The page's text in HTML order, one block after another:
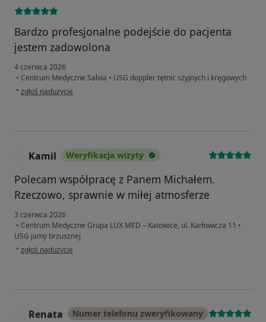
Bardzo profesjonalne podejście do pacjenta
jestem zadowolona
4 czerwca 2026
• Centrum Medyczne Salvia • USG doppler tętnic szyjnych i kręgowych
• w opinii użytkownika Bożena Sczesny
zgłoś nadużycie
Kamil Weryfikacja wizyty
Polecam współpracę z Panem Michałem.
Rzeczowo, sprawnie w miłej atmosferze
3 czerwca 2026
• Centrum Medyczne Grupa LUX MED – Katowice, ul. Karłowicza 11 •
USG jamy brzusznej
• w opinii użytkownika Kamil
zgłoś nadużycie
Renata Numer telefonu zweryfikowany